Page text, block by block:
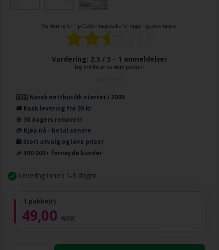
Vurdering for Tip Cutter neglesaks for tipper og akrylnegler
Vurdering: 2.5 / 5 - 1 anmeldelser
Log ind for at vurdere produkt
🇳🇴 Norsk nettbutikk startet i 2009
🚚 Rask levering fra 39 kr
🌸 30 dagers returrett
💳 Kjøp nå - betal senere
🛍️ Stort utvalg og lave priser
🎉 500.000+ fornøyde kunder
Levering innen 1-3 dager
1 pakke(r)
49,00 NOK